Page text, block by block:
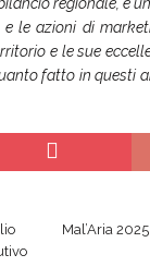
le azioni di
e le sue
fatto in questi
Mal’Aria